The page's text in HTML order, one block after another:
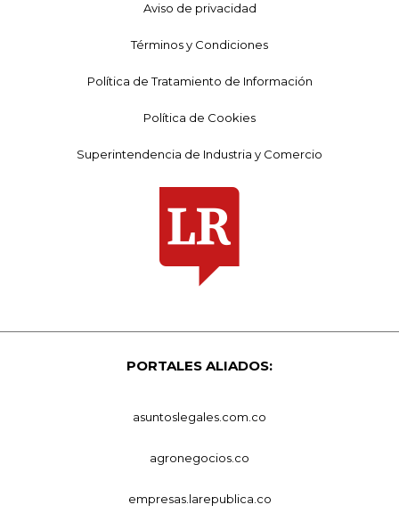
Aviso de privacidad
Términos y Condiciones
Política de Tratamiento de Información
Política de Cookies
Superintendencia de Industria y Comercio
PORTALES ALIADOS:
asuntoslegales.com.co
agronegocios.co
empresas.larepublica.co